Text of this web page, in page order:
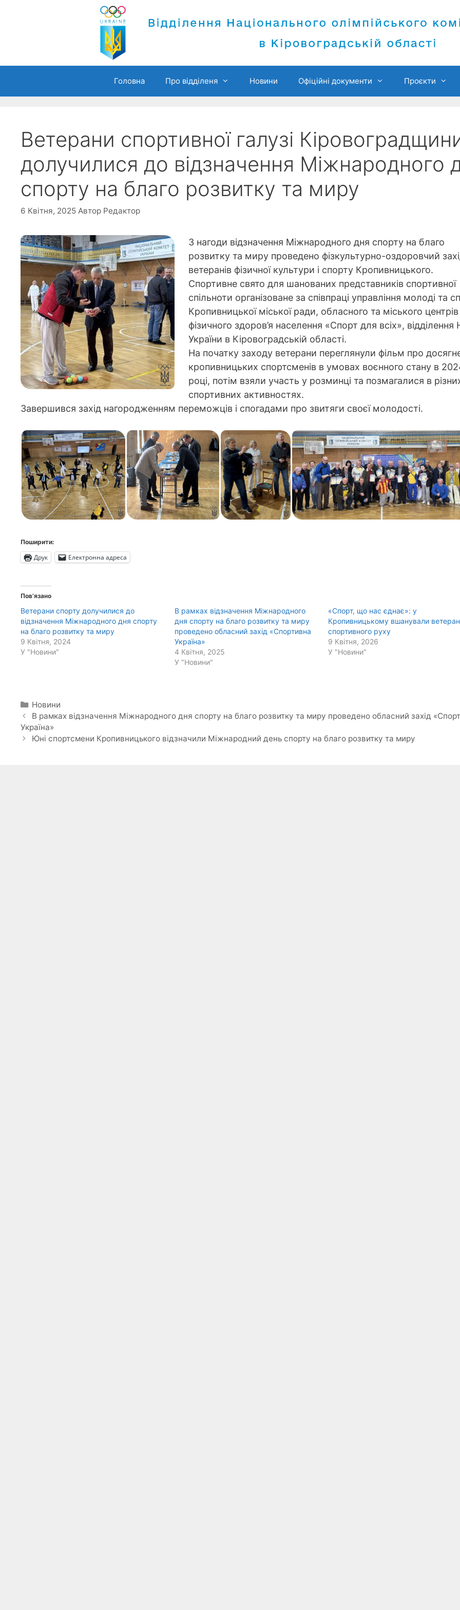
Головна Про відділеня Новини Офіційні документи Проєкти
Ветерани спортивної галузі
долучилися до відзначення Міжнародного
спорту на благо розвитку та миру
6 Квітня, 2025 Автор Редактор
З нагоди відзначення Міжнародного дня спорту на благо
розвитку та миру проведено фізкультурно-оздоровчий
ветеранів фізичної культури і спорту Кропивницького.
Спортивне свято для шанованих представників спортивної
спільноти організоване за співпраці управління молоді та
Кропивницької міської ради, обласного та міського центрів
фізичного здоров’я населення «Спорт для всіх»,
України в Кіровоградській області.
На початку заходу ветерани переглянули фільм про
кропивницьких спортсменів в умовах воєнного стану в
році, потім взяли участь у розминці та позмагалися в
спортивних активностях.
Завершився захід нагородженням переможців і спогадами про звитяги своєї молодості.
Поширити:
Друк Електронна адреса
Пов’язано
Ветерани спорту долучилися до
відзначення Міжнародного дня спорту
на благо розвитку та миру
9 Квітня, 2024
У "Новини"
В рамках відзначення Міжнародного
дня спорту на благо розвитку та миру
проведено обласний захід «Спортивна
Україна»
4 Квітня, 2025
У "Новини"
«Спорт, що нас єднає»: у
Кропивницькому вшанували
спортивного руху
9 Квітня, 2026
У "Новини"
Категорії
Новини
В рамках відзначення Міжнародного дня спорту на благо розвитку та миру проведено обласний захід
Україна»
Юні спортсмени Кропивницького відзначили Міжнародний день спорту на благо розвитку та миру